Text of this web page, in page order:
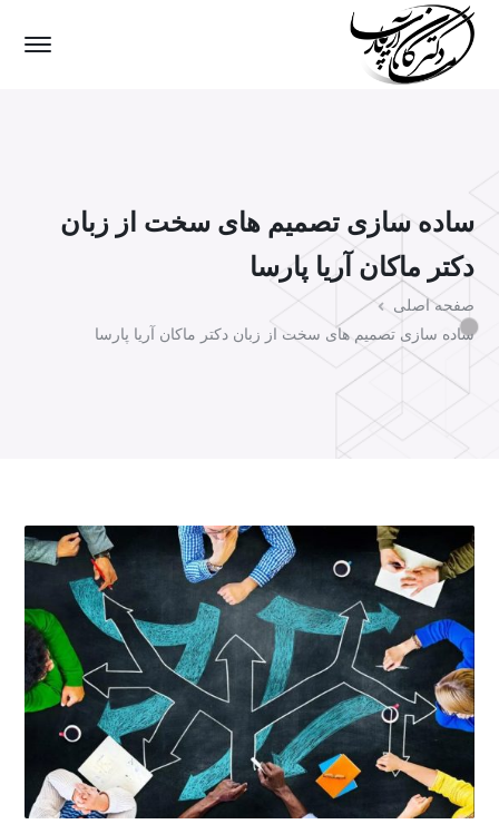
ساده سازی تصمیم های سخت از زبان
دکتر ماکان آریا پارسا
صفحه اصلی
ساده سازی تصمیم های سخت از زبان دکتر ماکان آریا پارسا